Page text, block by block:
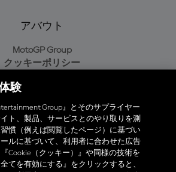
アバウト
MotoGP Group
クッキーポリシー
ライバシーポリシー
購入ポリシー
オフィシャルアプリ
験
Group』とそのサプライヤー
ト、製品、サービスとのやり取りを測
慣（例えば閲覧したページ）に基づい
ルに基づいて、利用者に合わせた広告
Cookie（クッキー）』や同様の技術を
てを有効にする』をクリックすると、